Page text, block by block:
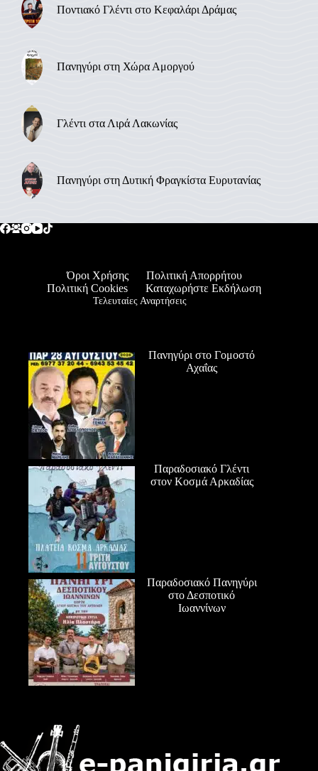
Ποντιακό Γλέντι στο Κεφαλάρι Δράμας
Πανηγύρι στη Χώρα Αμοργού
Γλέντι στα Λιρά Λακωνίας
Πανηγύρι στη Δυτική Φραγκίστα Ευρυτανίας
Όροι Χρήσης
Πολιτική Απορρήτου
Πολιτική Cookies
Καταχωρήστε Εκδήλωση
Τελευταίες Αναρτήσεις
Πανηγύρι στο Γομοστό
Αχαΐας
Παραδοσιακό Γλέντι
στον Κοσμά Αρκαδίας
Παραδοσιακό Πανηγύρι
στο Δεσποτικό
Ιωαννίνων